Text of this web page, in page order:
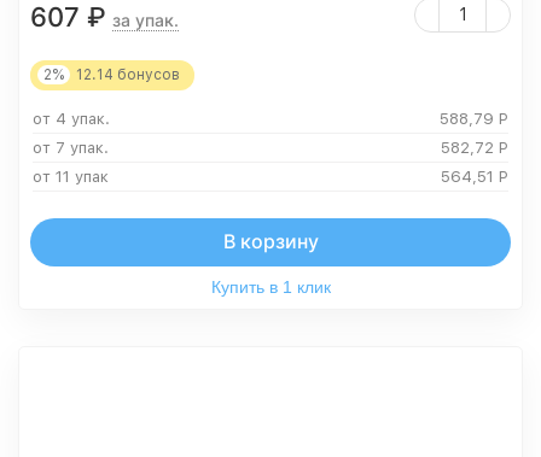
607 ₽ за упак.
2% 12.14 бонусов
от 4 упак. 588,79 Р
от 7 упак.
582,72 Р
от 11 упак
564,51 Р
В корзину
Купить в 1 клик